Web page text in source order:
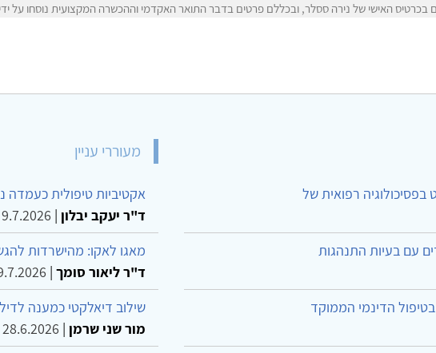
בכרטיס האישי של נירה ססלר, ובכללם פרטים בדבר התואר האקדמי וההכשרה המקצועית נוסחו על
רפואית של
עם בעיות התנהגות
הדינמי הממוקד
מעוררי עניין
אקטיביות טיפולית כעמדה
ד"ר יעקב יבלון |
9.7.2026
מאגו לאקו: מהישרדות
ד"ר ליאור סומך |
שילוב דיאלקטי כמענה
מור שני שרמן |
28.6.2026